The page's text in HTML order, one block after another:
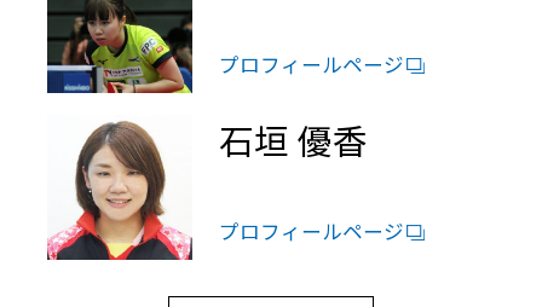
プロフィールページ
石垣 優香
プロフィールページ